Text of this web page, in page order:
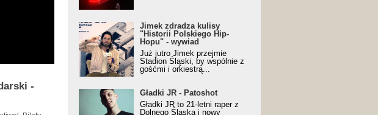
-
Jimek zdradza kulisy "Historii
Polskiego Hip-Hopu" - wywiad
Jimek zdradza kulisy
"Historii Polskiego Hip-
Hopu" - wywiad
Już jutro Jimek przejmie
Stadion Śląski, by wspólnie z
gośćmi i orkiestrą...
Gładki JR - Patoshot
Gładki JR - Patoshot
Gładki JR to 21-letni raper z
Dolnego Śląska i nowy